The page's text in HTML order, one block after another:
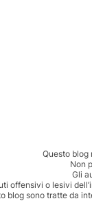
Questo blog
Non
Gli
offensivi o lesivi
blog sono tratte da